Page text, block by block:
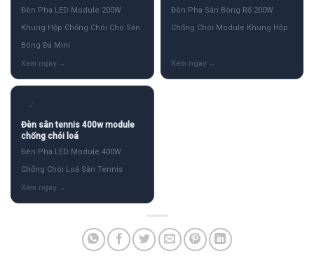
Đèn Pha LED Module 200W
Khung Hộp Chống Chói Cho Sân
Bóng Đá Mini
Đèn Pha Sân Bóng Rổ 200W
Chống Chói Module Khung Hộp
✓
Đèn sân tennis 400w module
chống chói loá
Đèn Pha LED Module 400W
Chống Chói Loá Sân Tennis